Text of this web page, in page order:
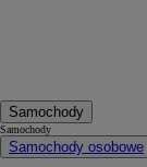
Samochody
Samochody
Samochody osobowe